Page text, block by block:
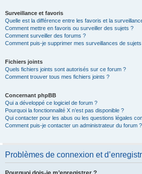
Surveillance et favoris
Quelle est la différence entre les favoris et la
Comment mettre en favoris ou surveiller des sujets ?
Comment surveiller des forums ?
Comment puis-je supprimer mes surveillances de
Fichiers joints
Quels fichiers joints sont autorisés sur ce forum ?
Comment trouver tous mes fichiers joints ?
Concernant phpBB
Qui a développé ce logiciel de forum ?
Pourquoi la fonctionnalité X n’est pas disponible ?
Qui contacter pour les abus ou les questions légales
Comment puis-je contacter un administrateur du forum ?
Problèmes de connexion et